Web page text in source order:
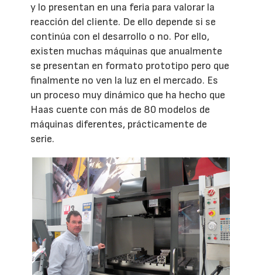
y lo presentan en una feria para valorar la
reacción del cliente. De ello depende si se
continúa con el desarrollo o no. Por ello,
existen muchas máquinas que anualmente
se presentan en formato prototipo pero que
finalmente no ven la luz en el mercado. Es
un proceso muy dinámico que ha hecho que
Haas cuente con más de 80 modelos de
máquinas diferentes, prácticamente de
serie.